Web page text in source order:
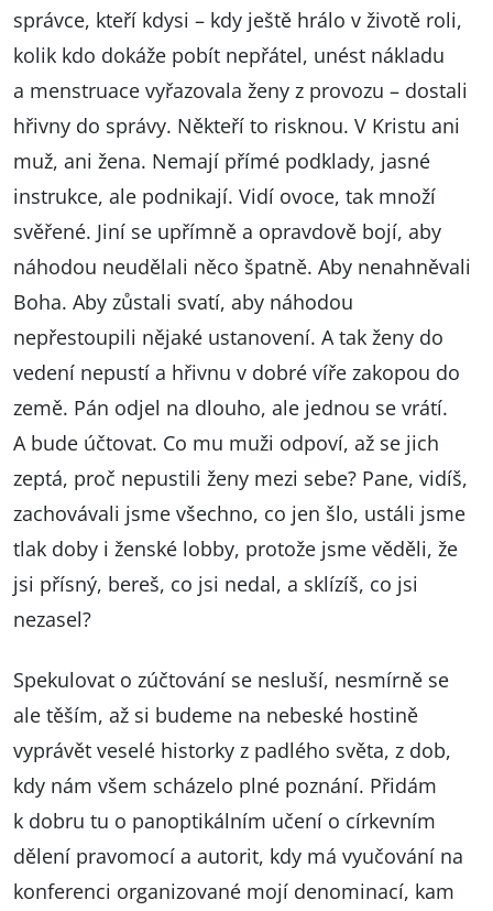
správce, kteří kdysi – kdy ještě hrálo v životě roli,
kolik kdo dokáže pobít nepřátel, unést nákladu
a menstruace vyřazovala ženy z provozu – dostali
hřivny do správy. Někteří to risknou. V Kristu ani
muž, ani žena. Nemají přímé podklady, jasné
instrukce, ale podnikají. Vidí ovoce, tak množí
svěřené. Jiní se upřímně a opravdově bojí, aby
náhodou neudělali něco špatně. Aby nenahněvali
Boha. Aby zůstali svatí, aby náhodou
nepřestoupili nějaké ustanovení. A tak ženy do
vedení nepustí a hřivnu v dobré víře zakopou do
země. Pán odjel na dlouho, ale jednou se vrátí.
A bude účtovat. Co mu muži odpoví, až se jich
zeptá, proč nepustili ženy mezi sebe? Pane, vidíš,
zachovávali jsme všechno, co jen šlo, ustáli jsme
tlak doby i ženské lobby, protože jsme věděli, že
jsi přísný, bereš, co jsi nedal, a sklízíš, co jsi
nezasel?
Spekulovat o zúčtování se nesluší, nesmírně se
ale těším, až si budeme na nebeské hostině
vyprávět veselé historky z padlého světa, z dob,
kdy nám všem scházelo plné poznání. Přidám
k dobru tu o panoptikálním učení o církevním
dělení pravomocí a autorit, kdy má vyučování na
konferenci organizované mojí denominací, kam